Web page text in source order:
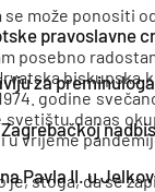
pravoslavne
za
Pavla II. u
se može ponositi
posebno
biskupska
godine
svetištu danas
u vrijeme
je, stoga, da se